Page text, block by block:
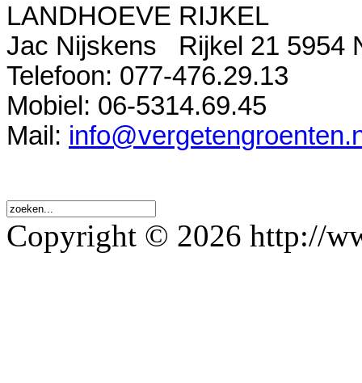
LANDHOEVE RIJKEL
Jac Nijskens Rijkel 21 5954
Telefoon: 077-476.29.13
Mobiel: 06-5314.69.45
Mail:
Copyright © 2026 http://